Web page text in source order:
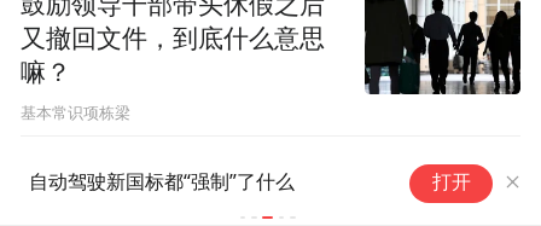
复用Robotaxi技术底座 小马智
行Robotruck开启千台落地征程
打开
又撤回文件，到底什么意思
嘛？
基本常识项栋梁